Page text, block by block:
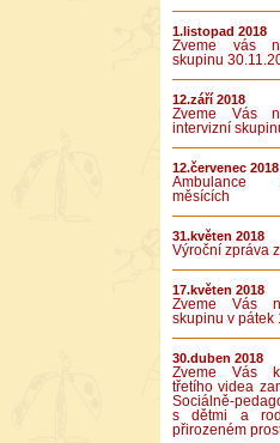
1.listopad 2018
Zveme vás
skupinu
12.září 2018
Zveme Vás
intervizní
12.červenec 2018
měsících
31.květen 2018
Výroční zpráva
17.květen 2018
Zveme Vás
skupinu v pátek
30.duben 2018
Zveme Vás
třetího videa
Sociálně-
s dětmi a
přirozeném